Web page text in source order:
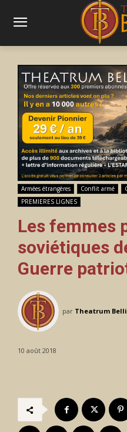
Armées étrangères Conflit armé
PREMIERES LIGNES
Les femmes
soviétiques
Guerre
par Theatrum Belli
10 août 2018